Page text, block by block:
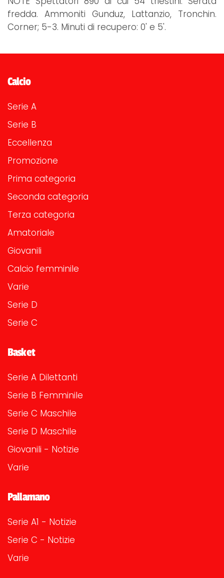
fredda. Ammoniti Gunduz, Lattanzio, Tronchin.
Corner; 5-3. Minuti di recupero: 0' e 5'.
Calcio
Serie A
Serie B
Eccellenza
Promozione
Prima categoria
Seconda categoria
Terza categoria
Amatoriale
Giovanili
Calcio femminile
Varie
Serie D
Serie C
Basket
Serie A Dilettanti
Serie B Femminile
Serie C Maschile
Serie D Maschile
Giovanili - Notizie
Varie
Pallamano
Serie A1 - Notizie
Serie C - Notizie
Varie